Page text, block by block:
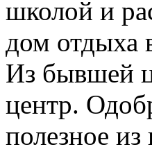
школой и
дом отдыха
Из бывшей
центр.
полезное